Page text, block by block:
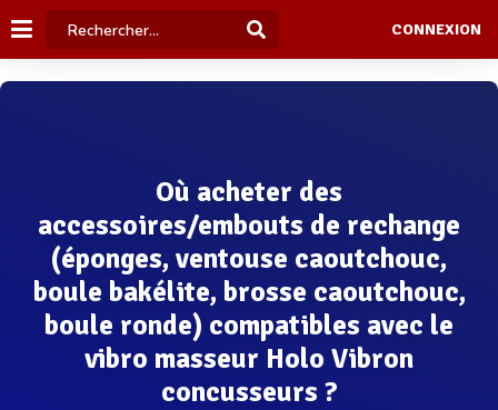
CONNEXION
Où acheter des
accessoires/embouts de rechange
(éponges, ventouse caoutchouc,
boule bakélite, brosse caoutchouc,
boule ronde) compatibles avec le
vibro masseur Holo Vibron
concusseurs ?